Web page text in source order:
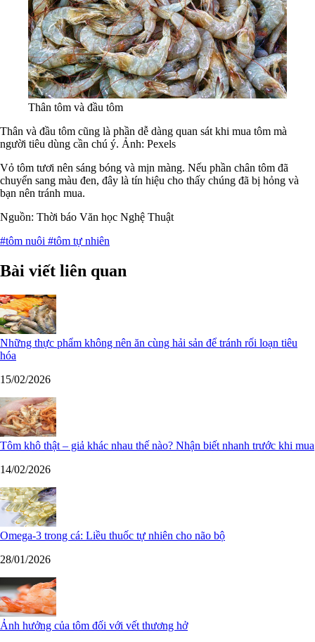
Thân tôm và đầu tôm
Thân và đầu tôm cũng là phần dễ dàng quan sát khi mua tôm mà
người tiêu dùng cần chú ý. Ảnh: Pexels
Vỏ tôm tươi nên sáng bóng và mịn màng. Nếu phần chân tôm đã
chuyển sang màu đen, đây là tín hiệu cho thấy chúng đã bị hỏng và
bạn nên tránh mua.
Nguồn: Thời báo Văn học Nghệ Thuật
#tôm nuôi #tôm tự nhiên
Bài viết liên quan
Những thực phẩm không nên ăn cùng hải sản để tránh rối loạn tiêu
hóa
15/02/2026
Tôm khô thật – giả khác nhau thế nào? Nhận biết nhanh trước khi mua
14/02/2026
Omega-3 trong cá: Liều thuốc tự nhiên cho não bộ
28/01/2026
Ảnh hưởng của tôm đối với vết thương hở